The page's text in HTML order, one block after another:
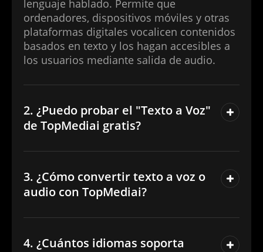
lenguaje hablado. Permite que
ordenadores, dispositivos móviles y otras
plataformas digitales vocalicen contenidos
basados en texto y los hagan accesibles a
los usuarios mediante salida de audio.
2. ¿Puedo probar el "Texto a Voz"
de TopMediai gratis?
3. ¿Cómo convertir texto a voz o
audio con TopMediai?
4. ¿Cuántos idiomas soporta